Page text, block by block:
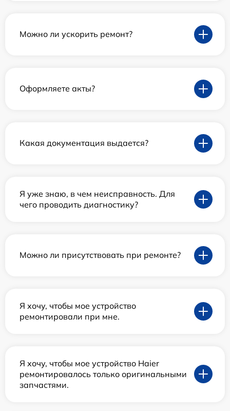
Можно ли ускорить ремонт?
Оформляете акты?
Какая документация выдается?
Я уже знаю, в чем неисправность. Для
чего проводить диагностику?
Можно ли присутствовать при ремонте?
Я хочу, чтобы мое устройство
ремонтировали при мне.
Я хочу, чтобы мое устройство Haier
ремонтировалось только оригинальными
запчастями.